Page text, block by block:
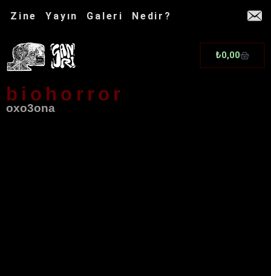
atlaZine Yayın Galeri Nedir?
₺0,00Cart
biohorror
oxo3ona